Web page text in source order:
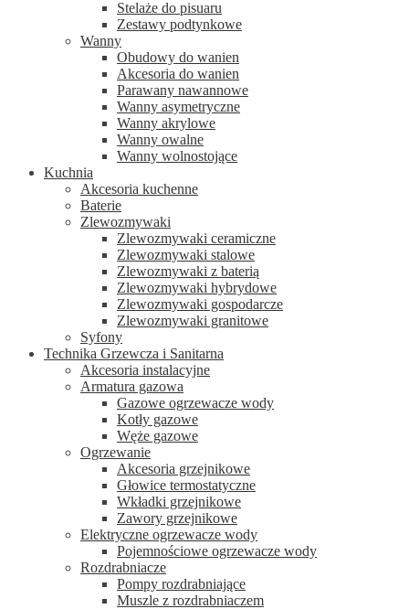
Stelaże do pisuaru
Zestawy podtynkowe
Wanny
Obudowy do wanien
Akcesoria do wanien
Parawany nawannowe
Wanny asymetryczne
Wanny akrylowe
Wanny owalne
Wanny wolnostojące
Kuchnia
Akcesoria kuchenne
Baterie
Zlewozmywaki
Zlewozmywaki ceramiczne
Zlewozmywaki stalowe
Zlewozmywaki z baterią
Zlewozmywaki hybrydowe
Zlewozmywaki gospodarcze
Zlewozmywaki granitowe
Syfony
Technika Grzewcza i Sanitarna
Akcesoria instalacyjne
Armatura gazowa
Gazowe ogrzewacze wody
Kotły gazowe
Węże gazowe
Ogrzewanie
Akcesoria grzejnikowe
Głowice termostatyczne
Wkładki grzejnikowe
Zawory grzejnikowe
Elektryczne ogrzewacze wody
Pojemnościowe ogrzewacze wody
Rozdrabniacze
Pompy rozdrabniające
Muszle z rozdrabniaczem